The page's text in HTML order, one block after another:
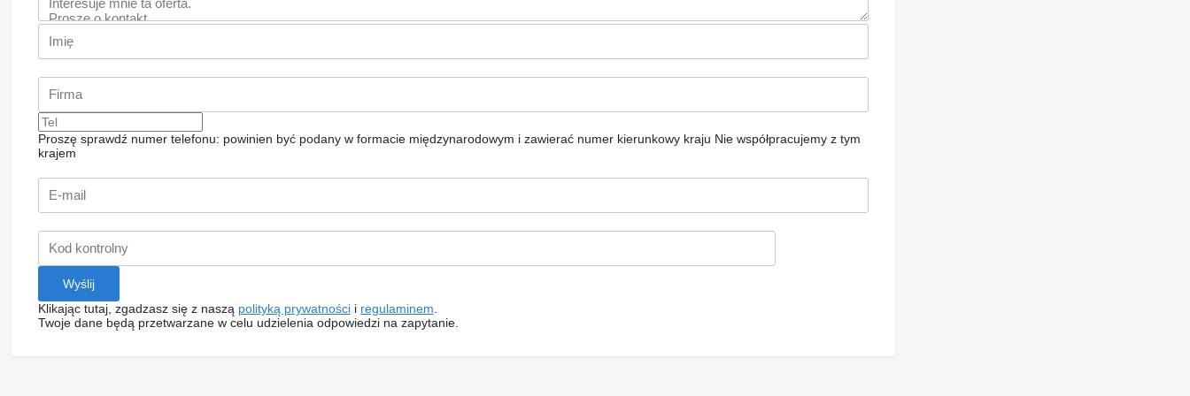
Proszę sprawdź numer telefonu: powinien być podany w formacie międzynarodowym i zawierać numer kierunkowy kraju Nie współpracujemy z tym
krajem
Klikając tutaj, zgadzasz się z naszą polityką prywatnościi regulaminem
Twoje dane będą przetwarzane w celu udzielenia odpowiedzi na zapytanie.